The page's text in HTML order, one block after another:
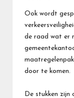
Ook wordt
de raad wat er
door te komen.
De stukken zijn